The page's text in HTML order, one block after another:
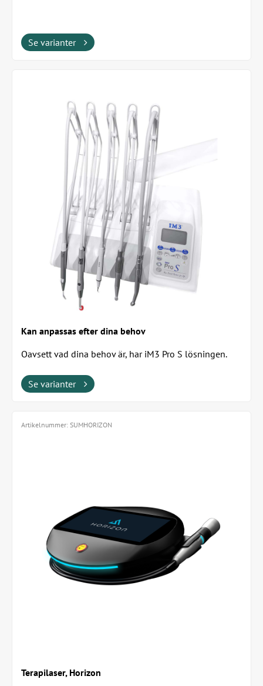
Se varianter
Kan anpassas efter dina behov
Oavsett vad dina behov är, har iM3 Pro S lösningen.
vatten? Då ska du välja en Pro S.
Se varianter
Terapilaser, Horizon
Artikelnummer: SUMHORIZON